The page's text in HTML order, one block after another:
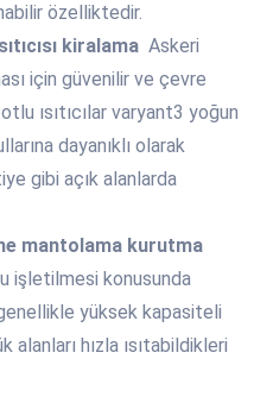
özelliktedir.
kiralama Askeri
için güvenilir ve çevre
ısıtıcılar varyant3 yoğun
dayanıklı olarak
gibi açık alanlarda
mantolama kurutma
işletilmesi konusunda
yüksek kapasiteli
hızla ısıtabildikleri